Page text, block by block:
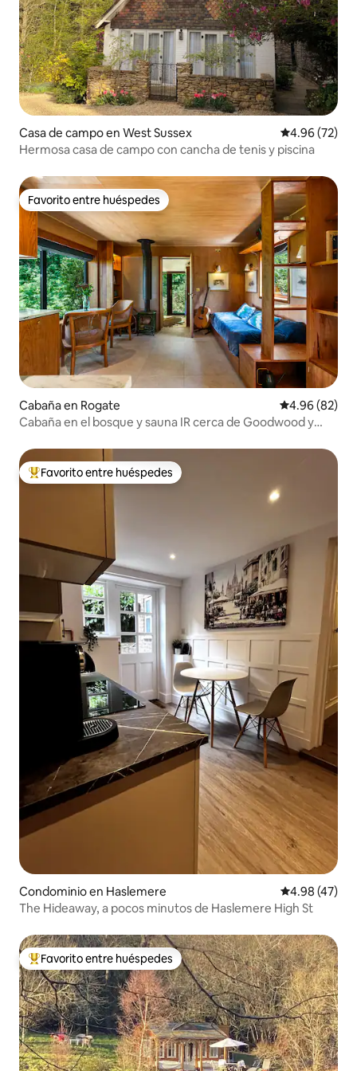
Casa de campo en West Sussex Calificación
4.96 (72)
Hermosa casa de campo con cancha de tenis y piscina
Favorito entre huéspedes
Favorito entre huéspedes
Cabaña en Rogate Calificación
4.96 (82)
Cabaña en el bosque y sauna IR cerca de Goodwood y
De los mejores en Favorito entre huéspedes
Favorito entre huéspedes
Condominio en Haslemere Calificación
4.98 (47)
The Hideaway, a pocos minutos de Haslemere High St
De los mejores en Favorito entre huéspedes
Favorito entre huéspedes